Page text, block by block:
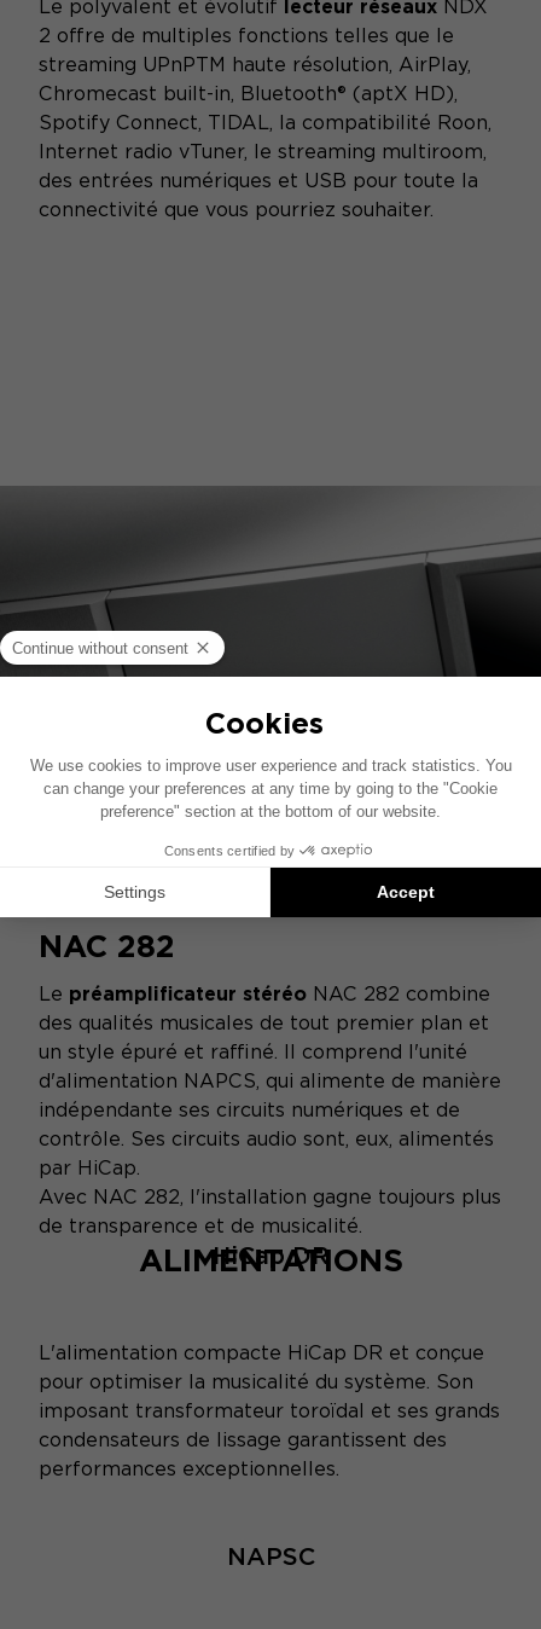
Le polyvalent et évolutif lecteur réseaux NDX
2 offre de multiples fonctions telles que le
streaming UPnPTM haute résolution, AirPlay,
Chromecast built-in, Bluetooth® (aptX HD),
Spotify Connect, TIDAL, la compatibilité Roon,
Internet radio vTuner, le streaming multiroom,
des entrées numériques et USB pour toute la
connectivité que vous pourriez souhaiter.
NAC 282
Le préamplificateur stéréo NAC 282 combine
des qualités musicales de tout premier plan et
un style épuré et raffiné. Il comprend l'unité
d'alimentation NAPCS, qui alimente de manière
indépendante ses circuits numériques et de
contrôle. Ses circuits audio sont, eux, alimentés
par HiCap.
Avec NAC 282, l'installation gagne toujours plus
de transparence et de musicalité.
ALIMENTATIONS
HiCap DR
L'alimentation compacte HiCap DR et conçue
pour optimiser la musicalité du système. Son
imposant transformateur toroïdal et ses grands
condensateurs de lissage garantissent des
performances exceptionnelles.
NAPSC